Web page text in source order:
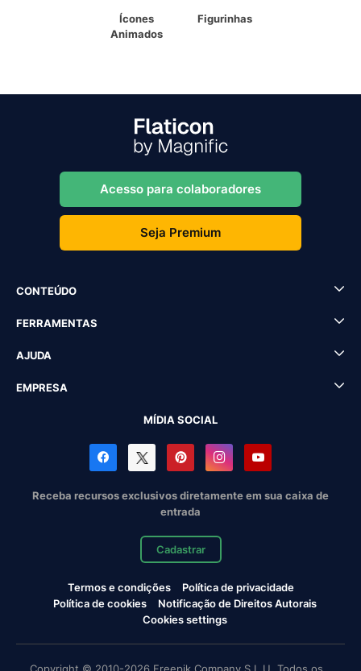
Ícones
Animados
Figurinhas
Acesso para colaboradores
Seja Premium
CONTEÚDO
FERRAMENTAS
AJUDA
EMPRESA
MÍDIA SOCIAL
Receba recursos exclusivos diretamente em sua caixa de
entrada
Cadastrar
Termos e condições
Política de privacidade
Política de cookies
Notificação de Direitos Autorais
Cookies settings